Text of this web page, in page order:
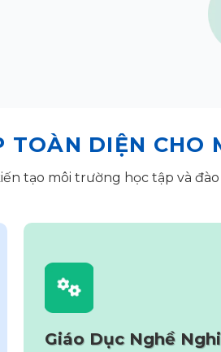
TOÀN DIỆN CHO
tạo môi trường học tập và
Giáo Dục Nghề